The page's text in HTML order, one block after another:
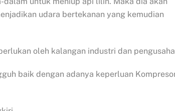
udara bertekanan yang kemudian
oleh kalangan industri dan
baik dengan adanya keperluan